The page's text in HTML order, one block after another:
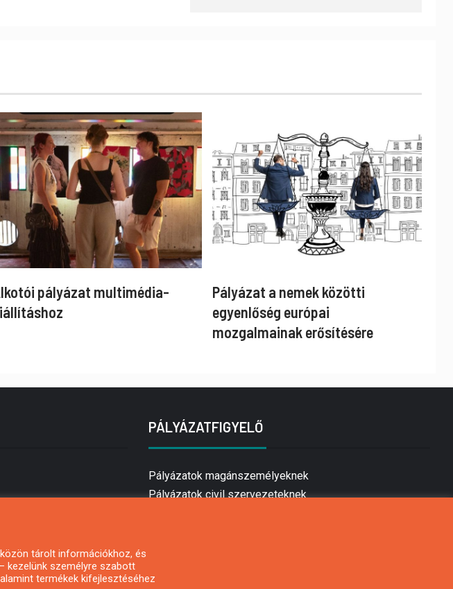
pályázat multimédia-
Pályázat a nemek közötti
egyenlőség európai
mozgalmainak erősítésére
PÁLYÁZATFIGYELŐ
Pályázatok magánszemélyeknek
Pályázatok civil szervezeteknek
tárolt információkhoz, és
kezelünk személyre szabott
termékek kifejlesztéséhez